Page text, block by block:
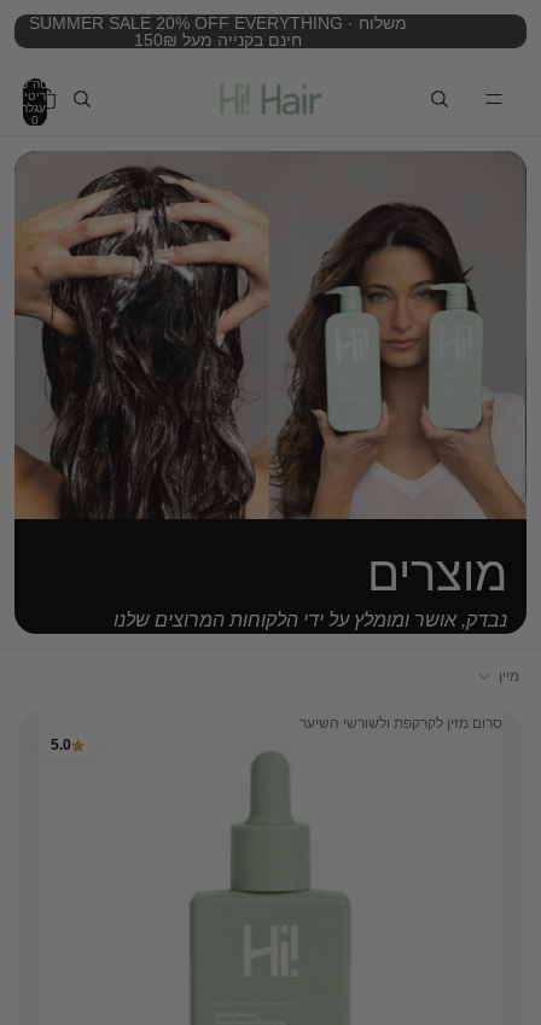
SUMMER SALE 20% OFF EVERYTHING · משלוח
חינם בקנייה מעל 150₪
סה"כ
פריטים
בעגלה:
0
מוצרים
נבדק, אושר ומומלץ על ידי הלקוחות המרוצים שלנו
מיין
סרום מזין לקרקפת ולשורשי השיער
5.0